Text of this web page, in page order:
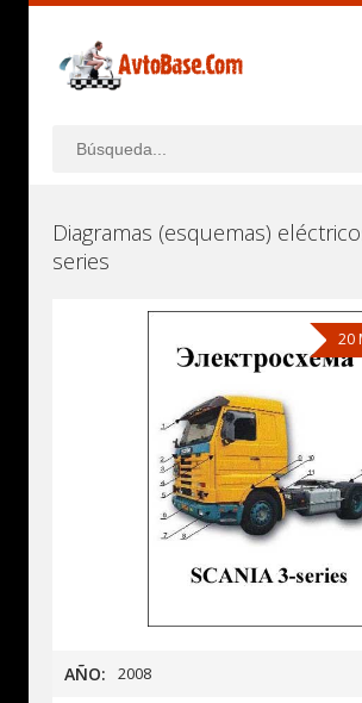
Diagramas (esquemas)
series
20
AÑO: 2008